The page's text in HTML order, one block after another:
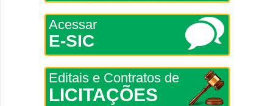
Acessar
E-SIC
Editais e Contratos de
LICITAÇÕES